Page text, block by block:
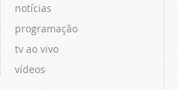
notícias
programação
tv ao vivo
vídeos